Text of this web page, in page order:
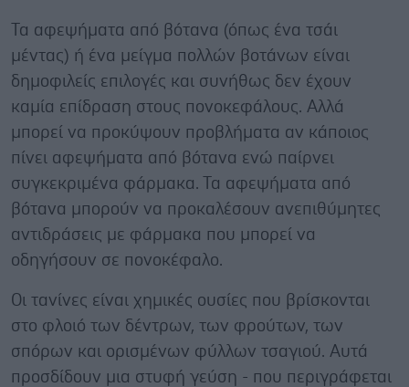
Τα αφεψήματα από βότανα (όπως ένα τσάι
μέντας) ή ένα μείγμα πολλών βοτάνων είναι
δημοφιλείς επιλογές και συνήθως δεν έχουν
καμία επίδραση στους πονοκεφάλους. Αλλά
μπορεί να προκύψουν προβλήματα αν κάποιος
πίνει αφεψήματα από βότανα ενώ παίρνει
συγκεκριμένα φάρμακα. Τα αφεψήματα από
βότανα μπορούν να προκαλέσουν ανεπιθύμητες
αντιδράσεις με φάρμακα που μπορεί να
οδηγήσουν σε πονοκέφαλο.
Οι τανίνες είναι χημικές ουσίες που βρίσκονται
στο φλοιό των δέντρων, των φρούτων, των
σπόρων και ορισμένων φύλλων τσαγιού. Αυτά
προσδίδουν μια στυφή γεύση - που περιγράφεται